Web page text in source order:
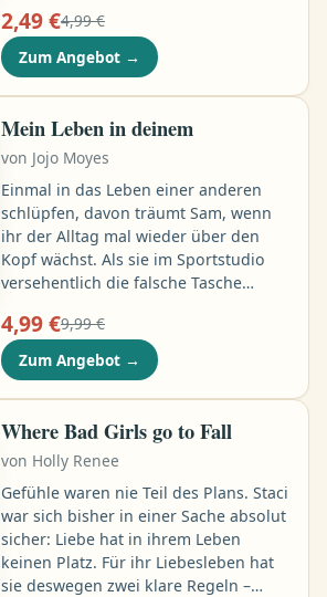
menschlicher Schädel auftaucht, wird
schnell klar, dass es sich um ein längst
zurückliegendes Gewaltverbrechen
handelt. Während Bente mit ihrem
Team gegen Gezeiten, Schweigen und
einen findigen Anwalt ankämpft, führt
die Spur tief in die Vergangenheit der
Insel: zu einer Austernzüchterin …
2,49 €4,99 €
Zum Angebot →
Mein Leben in deinem
von Jojo Moyes
Einmal in das Leben einer anderen
schlüpfen, davon träumt Sam, wenn
ihr der Alltag mal wieder über den
Kopf wächst. Als sie im Sportstudio
versehentlich die falsche Tasche
Der Inhalt ist so anders als ihre
schlichten Klamotten: eine
wunderschöne Chanel-Jacke und ein
Paar glamouröse High Heels. Als Sam
die Kleidungsstücke anzieht, fühlt sie
sich für einen Moment wie eine
andere Frau. Eine Frau ohne
Geldsorgen, ohne Ehemann, der nur
noch auf dem Sofa sitzt …
4,99 €9,99 €
Zum Angebot →
Where Bad Girls go to Fall
von Holly Renee
Gefühle waren nie Teil des Plans. Staci
war sich bisher in einer Sache absolut
sicher: Liebe hat in ihrem Leben
keinen Platz. Für ihr Liebesleben hat
sie deswegen zwei klare Regeln –